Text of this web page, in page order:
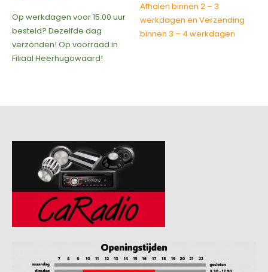
Op werkdagen voor 15:00 uur
besteld? Dezelfde dag
verzonden! Op voorraad in
Filiaal Heerhugowaard!
Afhalen binnen 2 – 3
werkdagen en Verzending
binnen 3 – 4 werkdagen